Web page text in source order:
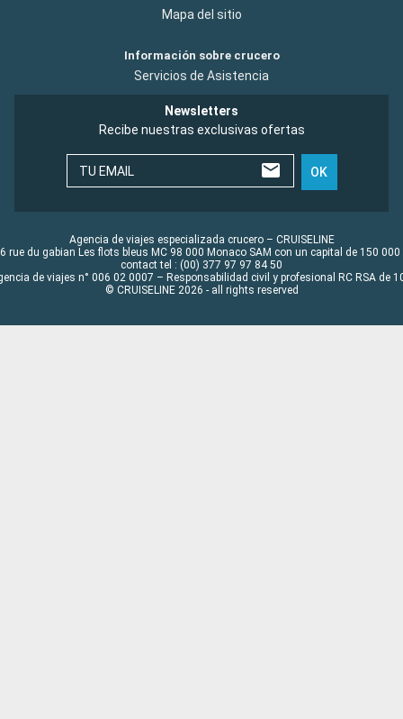
Mapa del sitio
Información sobre crucero
Servicios de Asistencia
Newsletters
Recibe nuestras exclusivas ofertas
TU EMAIL OK
Agencia de viajes especializada crucero – CRUISELINE
rue du gabian Les flots bleus MC 98 000 Monaco SAM con un capital de 150 000
contact tel : (00) 377 97 97 84 50
de viajes n° 006 02 0007 – Responsabilidad civil y profesional RC RSA de
© CRUISELINE 2026 - all rights reserved